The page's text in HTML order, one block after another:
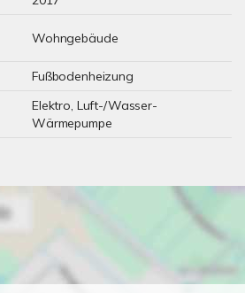
Wohngebäude
Fußbodenheizung
Elektro, Luft-/Wasser-
Wärmepumpe